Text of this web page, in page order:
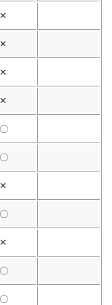
✕
✕
✕
✕
〇
〇
✕
〇
✕
〇
〇